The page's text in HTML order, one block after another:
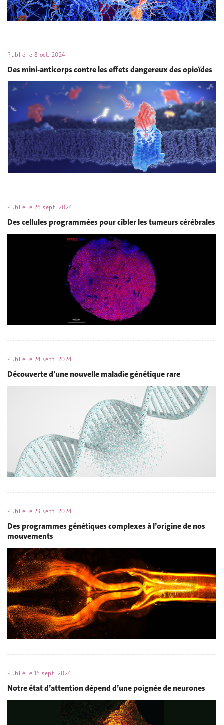
Publié le 8 oct. 2024
Des mini-anticorps contre les effets dangereux des opioïdes
Publié le 26 sept. 2024
Des cellules programmées pour cibler les tumeurs cérébrales
Publié le 24 sept. 2024
Découverte d’une nouvelle maladie génétique rare
Publié le 23 sept. 2024
Des programmes génétiques complexes à l’origine de nos
mouvements
Publié le 16 sept. 2024
Notre état d’attention dépend d’une poignée de neurones